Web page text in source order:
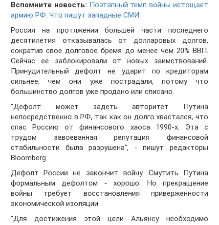
Вспомните новость: Поэтапный темп войны истощает
армию РФ. Что пишут западные СМИ
Россия на протяжении большей части последнего
десятилетия отказывалась от долларовых долгов,
сократив свое долговое бремя до менее чем 20% ВВП.
Сейчас ее заблокировали от новых заимствований.
Принудительный дефолт не ударит по кредиторам
сильнее, чем они уже пострадали, потому что
большинство долгов уже продано или списано.
"Дефолт может задеть авторитет Путина
непосредственно в РФ, так как он долго хвастался, что
спас Россию от финансового хаоса 1990-х. Эта с
трудом завоеванная репутация финансовой
стабильности была разрушена", - пишут редакторы
Bloomberg.
Дефолт России не закончит войну. Смутить Путина
формальным дефолтом - хорошо. Но прекращение
войны требует восстановления приверженности
экономической изоляции
"Для достижения этой цели Альянсу необходимо